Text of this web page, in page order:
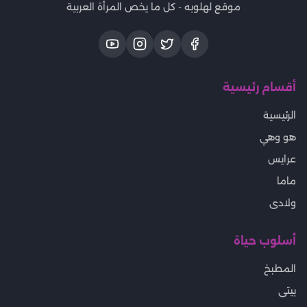
موقع لهلوبه - كل ما يخص المرأة العربية
أقسام رئيسية
الرئيسية
هو وهي
عرايس
ماما
ولادى
أسلوب حياة
المطبخ
بيتى